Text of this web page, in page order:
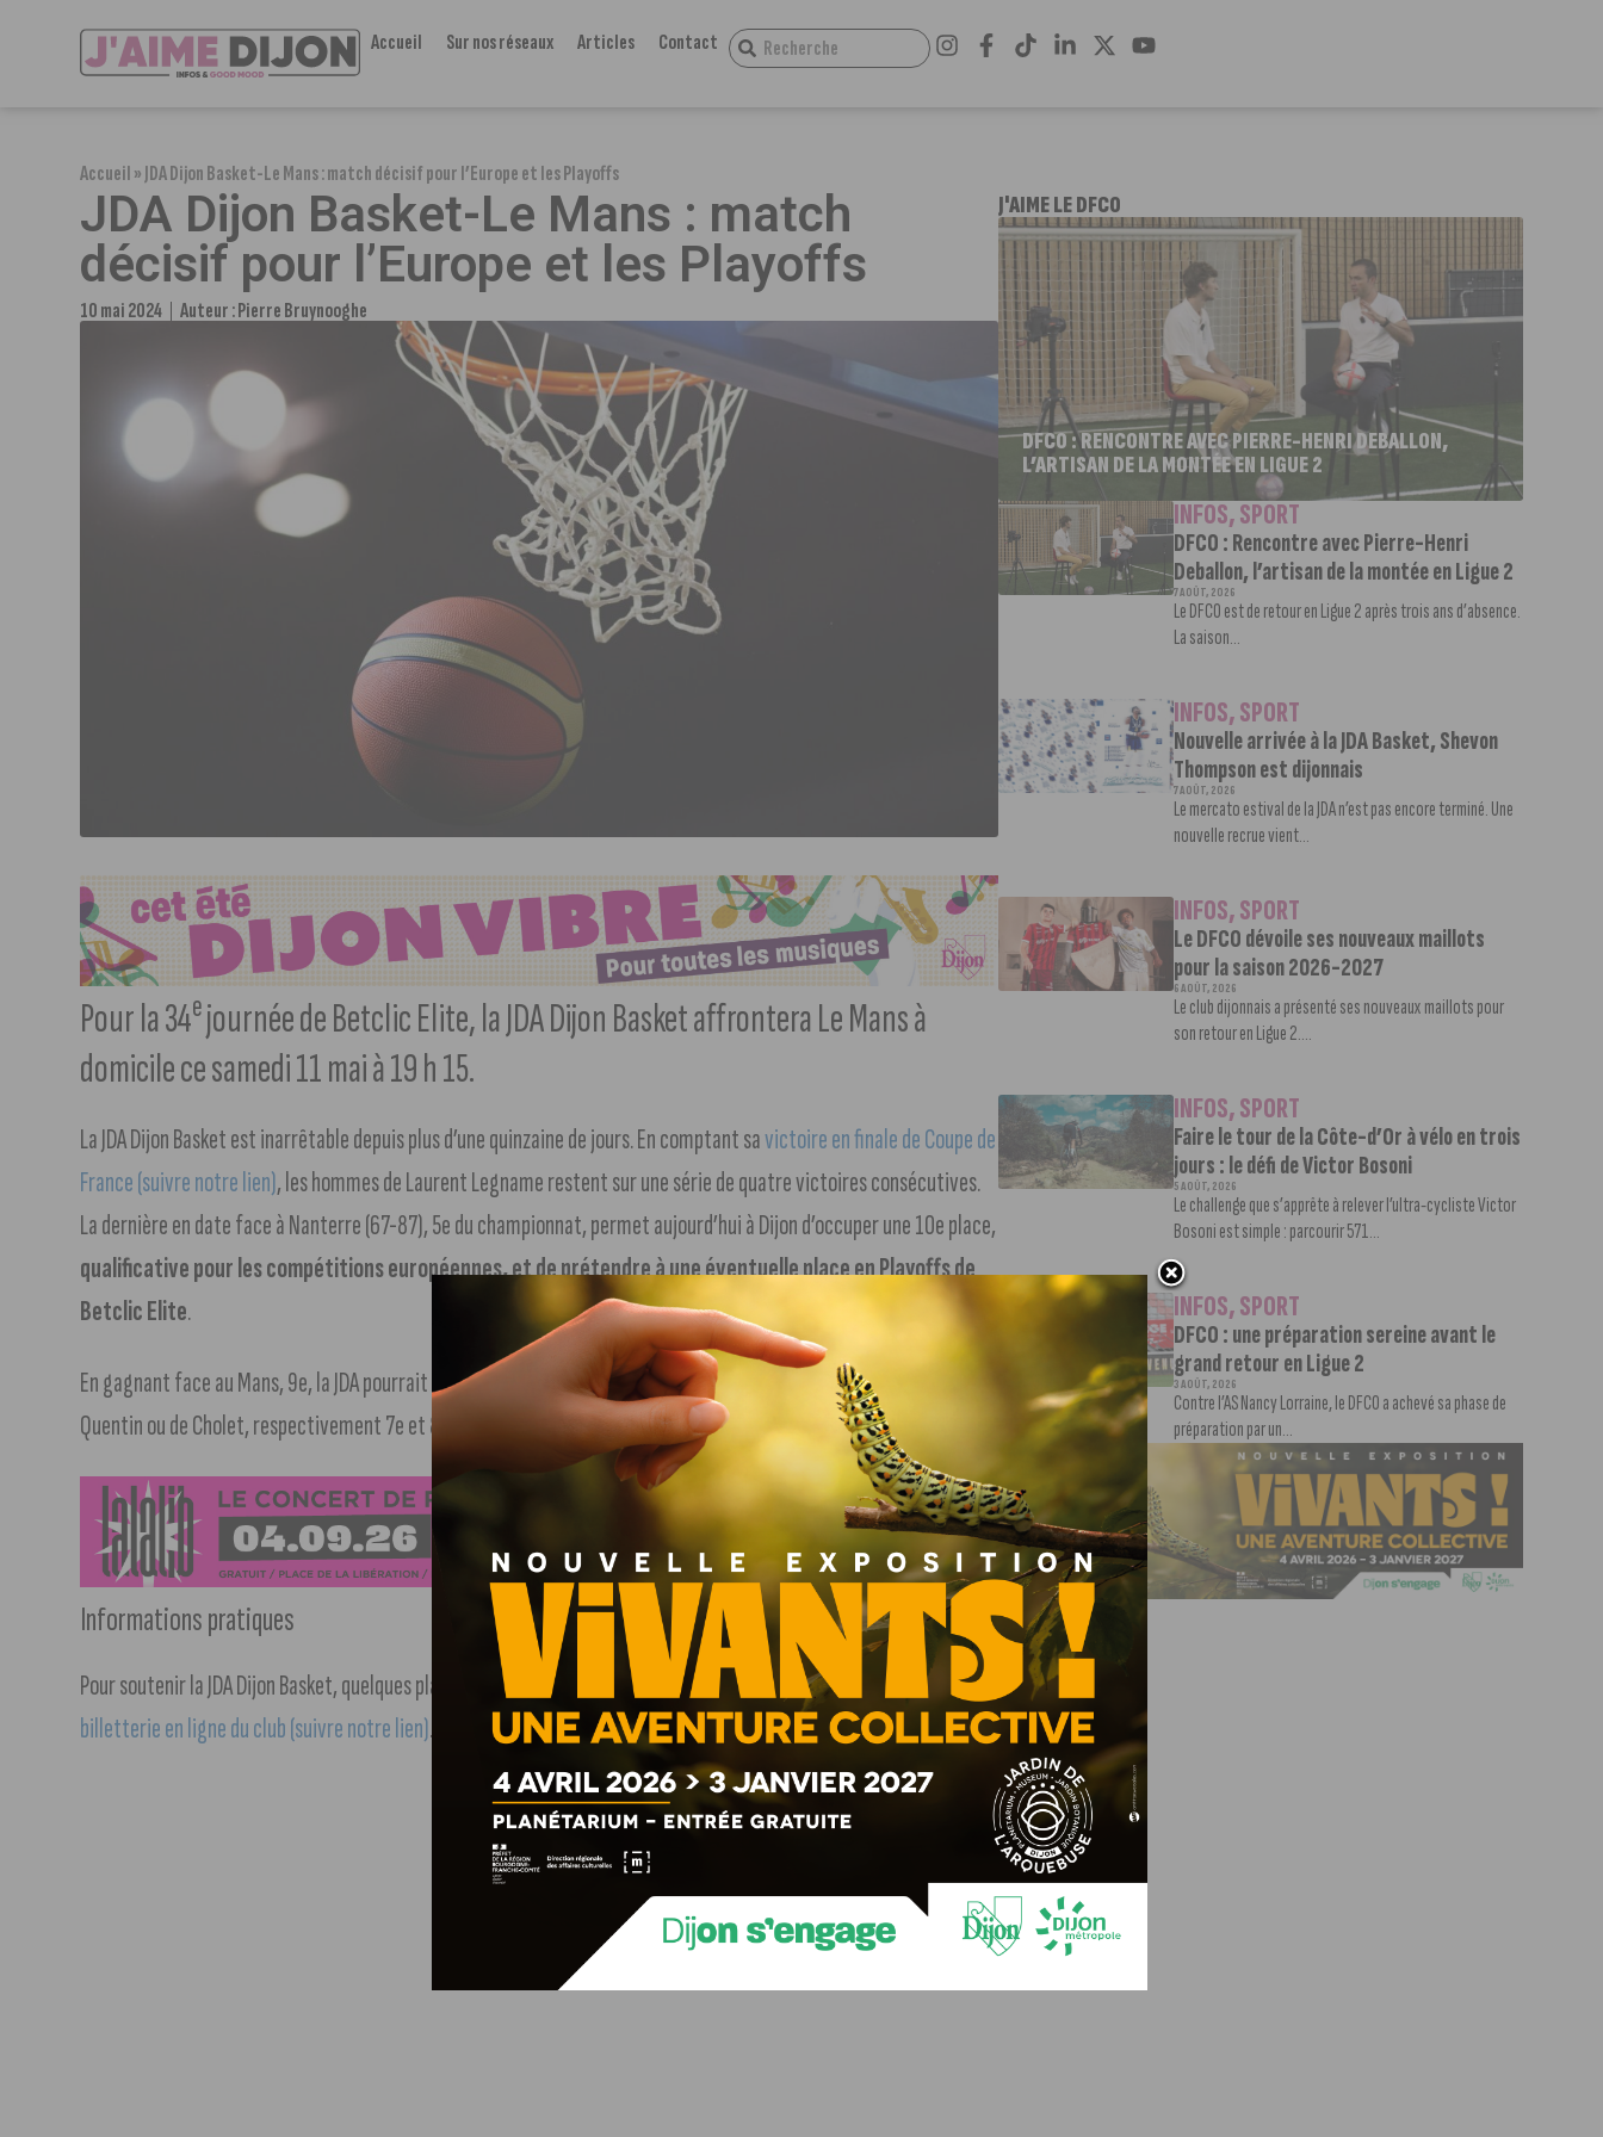
Accueil Sur nos réseaux Articles Contact
Accueil»JDA Dijon Basket-Le Mans : match décisif pour l’Europe et les Playoffs
JDA Dijon Basket-Le Mans : match
décisif pour l’Europe et les Playoffs
10 mai 2024 Auteur :Pierre Bruynooghe
Pour la 34ejournée de Betclic Elite, la JDA Dijon Basket affrontera Le Mans à
domicile ce samedi 11 mai à 19 h 15.
La JDA Dijon Basket est inarrêtable depuis plus d’une quinzaine de jours. En comptant savictoire en finale de Coupe de
France (suivre notre lien), les hommes de Laurent Legname restent sur une série de quatre victoires consécutives.
La dernière en date face à Nanterre (67-87), 5e du championnat, permet aujourd’hui à Dijon d’occuper une 10e place,
qualificative pour les compétitions européennes, et de prétendre à une éventuelle place en Playoffs de
Betclic Elite.
En gagnant face au Mans, 9e, la JDA pourrait se qualifier pour la suite du championnat en cas de défaite de Saint-
Quentin ou de Cholet, respectivement 7e et 8e.
Informations pratiques
Pour soutenir la JDA Dijon Basket, quelques places « debout seconde chance » sont encore disponibles sur
billetterie en ligne du club (suivre notre lien).
J'AIME LE DFCO
DFCO : RENCONTRE AVEC PIERRE-HENRI DEBALLON,
L’ARTISAN DE LA MONTÉE EN LIGUE 2
INFOS,SPORT
DFCO : Rencontre avec Pierre-Henri
Deballon, l’artisan de la montée en Ligue 2
7 AOÛT, 2026
Le DFCO est de retour en Ligue 2 après trois ans d’absence.
La saison...
INFOS,SPORT
Nouvelle arrivée à la JDA Basket, Shevon
Thompson est dijonnais
7 AOÛT, 2026
Le mercato estival de la JDA n’est pas encore terminé. Une
nouvelle recrue vient...
INFOS,SPORT
Le DFCO dévoile ses nouveaux maillots
pour la saison 2026-2027
6 AOÛT, 2026
Le club dijonnais a présenté ses nouveaux maillots pour
son retour en Ligue 2....
INFOS,SPORT
Faire le tour de la Côte-d’Or à vélo en trois
jours : le défi de Victor Bosoni
5 AOÛT, 2026
Le challenge que s’apprête à relever l’ultra-cycliste Victor
Bosoni est simple : parcourir 571...
INFOS,SPORT
DFCO : une préparation sereine avant le
grand retour en Ligue 2
3 AOÛT, 2026
Contre l’AS Nancy Lorraine, le DFCO a achevé sa phase de
préparation par un...